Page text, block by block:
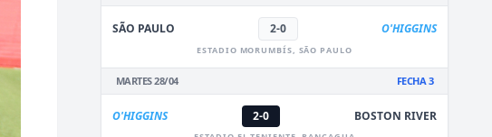
SÃO PAULO 2-0 O'HIGGINS
ESTADIO MORUMBÍS, SÃO PAULO
MARTES 28/04 FECHA 3
O'HIGGINS 2-0 BOSTON RIVER